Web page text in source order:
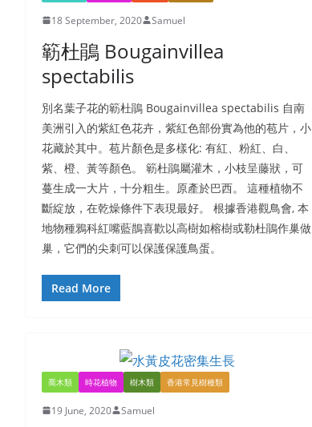
18 September, 2020 Samuel
簕杜鵑 Bougainvillea
spectabilis
別名葉子花的簕杜鵑 Bougainvillea spectabilis 自南
美洲引入的紫紅色花卉，紫紅色部份實為他的苞片，小
花藏於其中。苞片顏色是多樣化: 有紅、粉紅、白、
紫、橙、黃等顏色。 簕杜鵑屬灌木，小枝呈藤狀，可
蔓生成一大片，十分粗生。原產於巴西。 這種植物不
斷綻放，在乾燥條件下表現最好。 根據香港觀鳥會, 本
地物種鴉科紅嘴藍鵲喜歡以高樹如榕樹或勒杜鵑作巢做
巢，它們的尖刺可以保護保護鳥蛋。
Read More
喬木類 時花植物 樹木類 香港常見樹種類
19 June, 2020 Samuel